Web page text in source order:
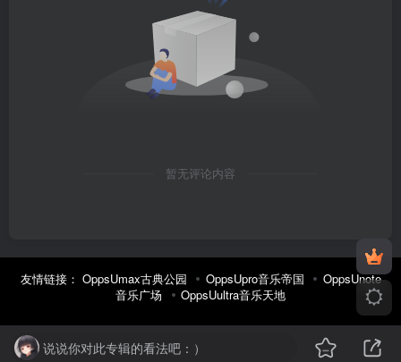
暂无评论内容
友情链接： OppsUmax古典公园 OppsUpro音乐帝国
OppsUnote
音乐广场
OppsUultra音乐天地
说说你对此专辑的看法吧：）